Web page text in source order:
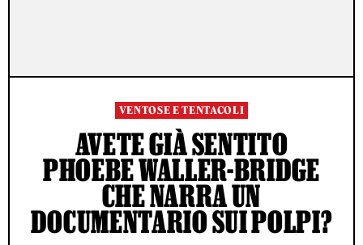
VENTOSE E TENTACOLI
AVETE GIÀ SENTITO
PHOEBE WALLER-BRIDGE
CHE NARRA UN
DOCUMENTARIO SUI POLPI?